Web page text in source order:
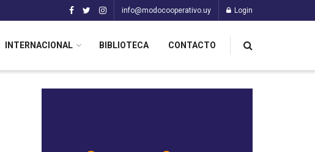
info@modocooperativo.uy Login
INTERNACIONAL BIBLIOTECA CONTACTO